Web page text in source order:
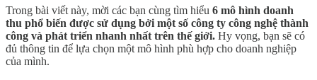
Trong bài viết này, mời các bạn cùng tìm hiểu 6 mô hình doanh
thu phổ biến được sử dụng bởi một số công ty công nghệ thành
công và phát triển nhanh nhất trên thế giới. Hy vọng, bạn sẽ có
đủ thông tin để lựa chọn một mô hình phù hợp cho doanh nghiệp
của mình.